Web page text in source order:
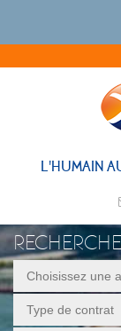
L'HUMAIN